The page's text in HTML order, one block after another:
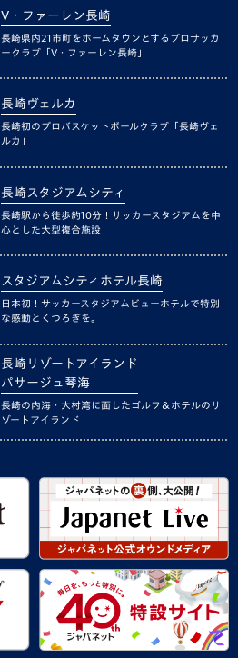
V・ファーレン長崎
長崎県内21市町をホームタウンとするプロサッカ
ークラブ「V・ファーレン長崎」
長崎ヴェルカ
長崎初のプロバスケットボールクラブ「長崎ヴェ
ルカ」
長崎スタジアムシティ
長崎駅から徒歩約10分！サッカースタジアムを中
心とした大型複合施設
スタジアムシティホテル長崎
日本初！サッカースタジアムビューホテルで特別
な感動とくつろぎを。
長崎リゾートアイランド
パサージュ琴海
長崎の内海・大村湾に面したゴルフ＆ホテルのリ
ゾートアイランド